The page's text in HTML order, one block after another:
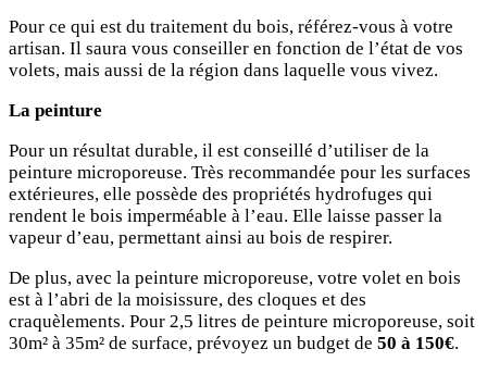
Pour ce qui est du traitement du bois, référez-vous à votre
artisan. Il saura vous conseiller en fonction de l’état de vos
volets, mais aussi de la région dans laquelle vous vivez.
La peinture
Pour un résultat durable, il est conseillé d’utiliser de la
peinture microporeuse. Très recommandée pour les surfaces
extérieures, elle possède des propriétés hydrofuges qui
rendent le bois imperméable à l’eau. Elle laisse passer la
vapeur d’eau, permettant ainsi au bois de respirer.
De plus, avec la peinture microporeuse, votre volet en bois
est à l’abri de la moisissure, des cloques et des
craquèlements. Pour 2,5 litres de peinture microporeuse, soit
30m² à 35m² de surface, prévoyez un budget de 50 à 150€.